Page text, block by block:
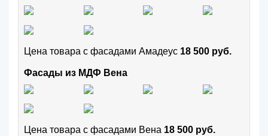
Цена товара с фасадами Амадеус 18 500 руб.
Фасады из МДФ Вена
Цена товара с фасадами Вена 18 500 руб.